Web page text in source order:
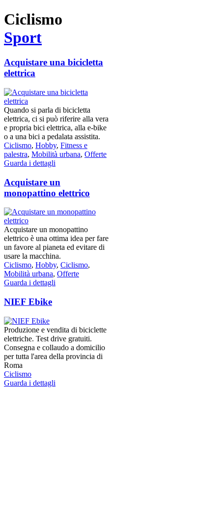
Ciclismo
Sport
Acquistare una bicicletta
elettrica
Quando si parla di bicicletta
elettrica, ci si può riferire alla vera
e propria bici elettrica, alla e-bike
o a una bici a pedalata assistita.
Ciclismo, Hobby, Fitness e
palestra, Mobilità urbana, Offerte
Guarda i dettagli
Acquistare un
monopattino elettrico
Acquistare un monopattino
elettrico è una ottima idea per fare
un favore al pianeta ed evitare di
usare la macchina.
Ciclismo, Hobby, Ciclismo,
Mobilità urbana, Offerte
Guarda i dettagli
NIEF Ebike
Produzione e vendita di biciclette
elettriche. Test drive gratuiti.
Consegna e collaudo a domicilio
per tutta l'area della provincia di
Roma
Ciclismo
Guarda i dettagli